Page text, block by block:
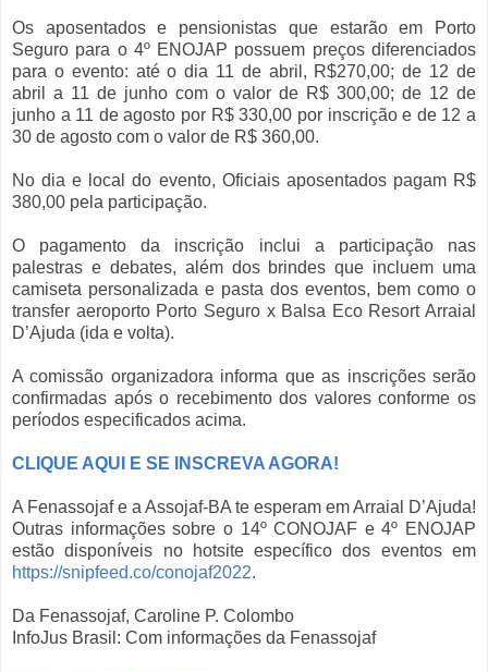
Os aposentados e pensionistas que estarão em Porto
Seguro para o 4º ENOJAP possuem preços diferenciados
para o evento: até o dia 11 de abril, R$270,00; de 12 de
abril a 11 de junho com o valor de R$ 300,00; de 12 de
junho a 11 de agosto por R$ 330,00 por inscrição e de 12 a
30 de agosto com o valor de R$ 360,00.
No dia e local do evento, Oficiais aposentados pagam R$
380,00 pela participação.
O pagamento da inscrição inclui a participação nas
palestras e debates, além dos brindes que incluem uma
camiseta personalizada e pasta dos eventos, bem como o
transfer aeroporto Porto Seguro x Balsa Eco Resort Arraial
D’Ajuda (ida e volta).
A comissão organizadora informa que as inscrições serão
confirmadas após o recebimento dos valores conforme os
períodos especificados acima.
CLIQUE AQUI E SE INSCREVA AGORA!
A Fenassojaf e a Assojaf-BA te esperam em Arraial D’Ajuda!
Outras informações sobre o 14º CONOJAF e 4º ENOJAP
estão disponíveis no hotsite específico dos eventos em
https://snipfeed.co/conojaf2022.
Da Fenassojaf, Caroline P. Colombo
InfoJus Brasil: Com informações da Fenassojaf